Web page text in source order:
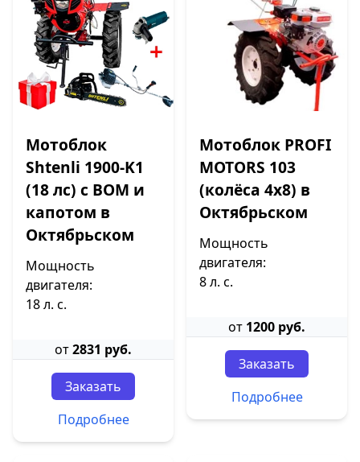
Мотоблок
Shtenli 1900-K1
(18 лс) с ВОМ и
капотом в
Октябрьском
Мощность
двигателя:
18 л. с.
от2831 руб.
Заказать
Подробнее
Мотоблок PROFI
MOTORS 103
(колёса 4х8) в
Октябрьском
Мощность
двигателя:
8 л. с.
от 1200 руб.
Заказать
Подробнее